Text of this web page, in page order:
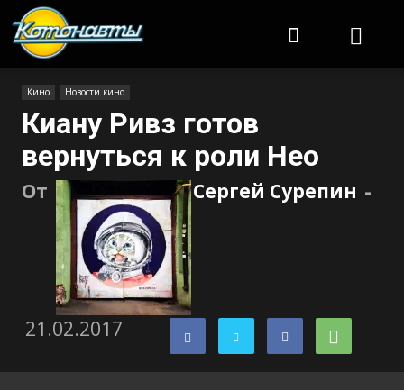
Кино Новости кино
Киану Ривз готов
вернуться к роли Нео
От Сергей Сурепин -
21.02.2017